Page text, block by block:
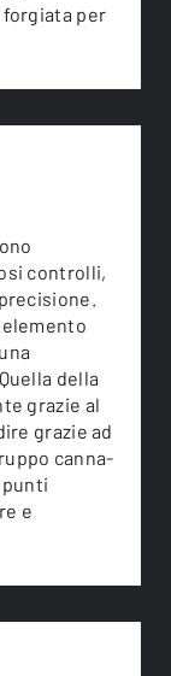
per
controlli,
della
grazie al
grazie ad
canna-
e